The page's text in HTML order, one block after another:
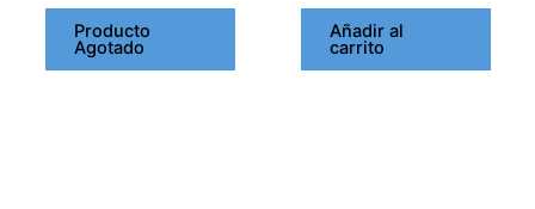
Producto
Agotado
Añadir al
carrito